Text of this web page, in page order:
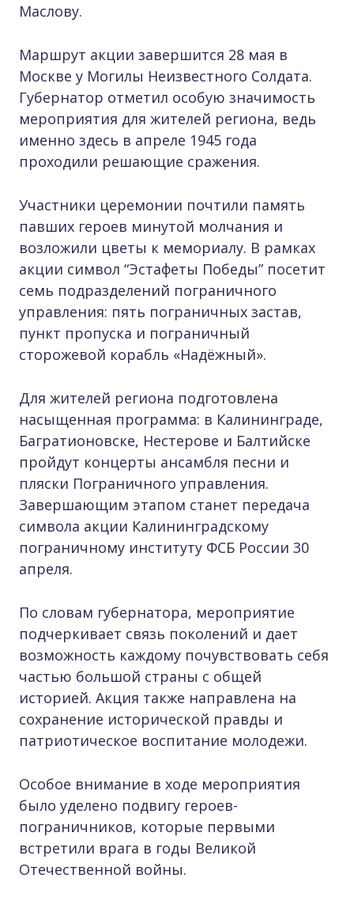
Маслову.
Маршрут акции завершится 28 мая в
Москве у Могилы Неизвестного Солдата.
Губернатор отметил особую значимость
мероприятия для жителей региона, ведь
именно здесь в апреле 1945 года
проходили решающие сражения.
Участники церемонии почтили память
павших героев минутой молчания и
возложили цветы к мемориалу. В рамках
акции символ “Эстафеты Победы” посетит
семь подразделений пограничного
управления: пять пограничных застав,
пункт пропуска и пограничный
сторожевой корабль «Надёжный».
Для жителей региона подготовлена
насыщенная программа: в Калининграде,
Багратионовске, Нестерове и Балтийске
пройдут концерты ансамбля песни и
пляски Пограничного управления.
Завершающим этапом станет передача
символа акции Калининградскому
пограничному институту ФСБ России 30
апреля.
По словам губернатора, мероприятие
подчеркивает связь поколений и дает
возможность каждому почувствовать себя
частью большой страны с общей
историей. Акция также направлена на
сохранение исторической правды и
патриотическое воспитание молодежи.
Особое внимание в ходе мероприятия
было уделено подвигу героев-
пограничников, которые первыми
встретили врага в годы Великой
Отечественной войны.